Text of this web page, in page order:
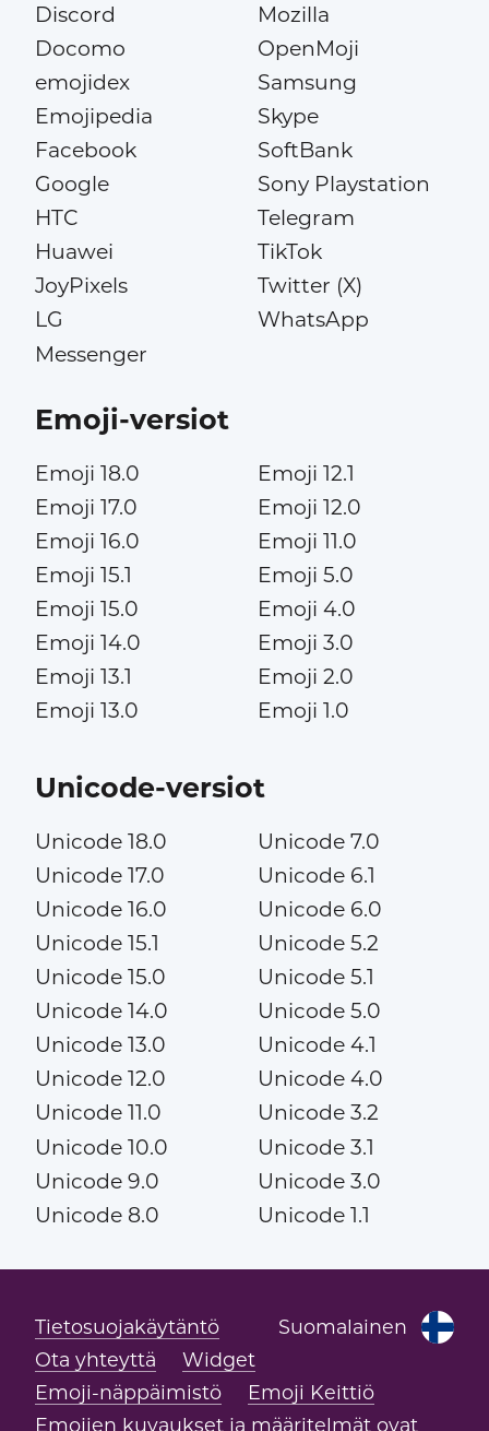
Discord
Docomo
emojidex
Emojipedia
Facebook
Google
HTC
Huawei
JoyPixels
LG
Messenger
Mozilla
OpenMoji
Samsung
Skype
SoftBank
Sony Playstation
Telegram
TikTok
Twitter (X)
WhatsApp
Emoji-versiot
Emoji 18.0
Emoji 17.0
Emoji 16.0
Emoji 15.1
Emoji 15.0
Emoji 14.0
Emoji 13.1
Emoji 13.0
Emoji 12.1
Emoji 12.0
Emoji 11.0
Emoji 5.0
Emoji 4.0
Emoji 3.0
Emoji 2.0
Emoji 1.0
Unicode-versiot
Unicode 18.0
Unicode 17.0
Unicode 16.0
Unicode 15.1
Unicode 15.0
Unicode 14.0
Unicode 13.0
Unicode 12.0
Unicode 11.0
Unicode 10.0
Unicode 9.0
Unicode 8.0
Unicode 7.0
Unicode 6.1
Unicode 6.0
Unicode 5.2
Unicode 5.1
Unicode 5.0
Unicode 4.1
Unicode 4.0
Unicode 3.2
Unicode 3.1
Unicode 3.0
Unicode 1.1
Suomalainen
Tietosuojakäytäntö
Ota yhteyttä
Widget
Emoji-näppäimistö
Emoji Keittiö
Emojien kuvaukset ja määritelmät ovat